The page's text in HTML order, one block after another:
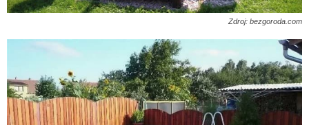
Zdroj: bezgoroda.com